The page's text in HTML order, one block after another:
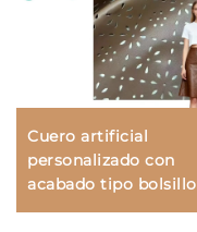
Cuero artificial
personalizado con
acabado tipo bolsillo
para prendas y